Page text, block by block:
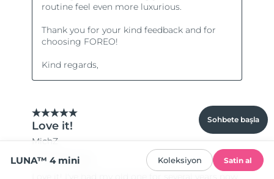
Sohbete başla
LUNA™ 4 mini Koleksiyon Satin al